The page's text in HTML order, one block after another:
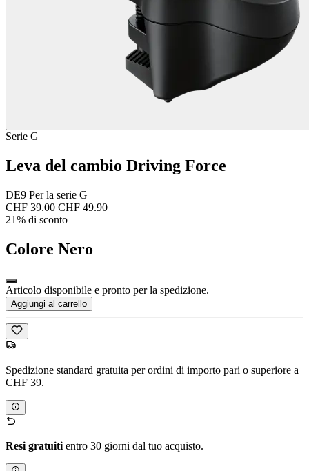
Serie G
Leva del cambio Driving Force
DE9 Per la serie G
CHF 39.00 CHF 49.90
21% di sconto
Colore Nero
Articolo disponibile e pronto per la spedizione.
Aggiungi al carrello
Spedizione standard gratuita per ordini di importo pari o superiore a
CHF 39.
Resi gratuiti entro 30 giorni dal tuo acquisto.